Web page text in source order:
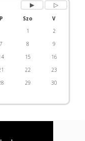
P Szo
V
1
2
7 8
9
15
16
22
23
29
30